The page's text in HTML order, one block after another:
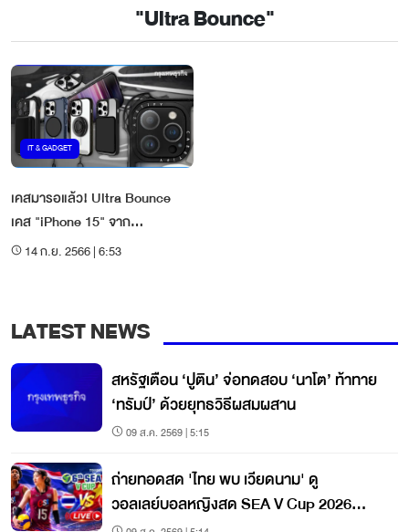
"Ultra Bounce"
IT & GADGET
เคสมารอแล้ว! Ultra Bounce
เคส "iPhone 15" จาก
"CASETiFY" กับการป้องกันขั้น
14 ก.ย. 2566 | 6:53
LATEST NEWS
สหรัฐเตือน ‘ปูติน’ จ่อทดสอบ ‘นาโต’ ท้าทาย
‘ทรัมป์’ ด้วยยุทธวิธีผสมผสาน
09 ส.ค. 2569 | 5:15
ถ่ายทอดสด 'ไทย พบ เวียดนาม' ดู
วอลเลย์บอลหญิงสด SEA V Cup 2026